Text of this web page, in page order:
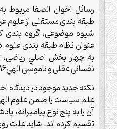
رسائل اخوان الصفا مربوط
طبقه بندى مستقلى از علوم
شيوه موضوعى، گروه بندى
عنوان نظام طبقه بندى
به چهار بخش اصليِ
نفسانى عقلى و ناموسى الهي16 تقسيم مى شود.
نكته جديد موجود در ديدگاه
علم سياست را ضمن علوم
آن را به پنج نوع پيامبرانه،
تقسيم كرده اند. شايد علت